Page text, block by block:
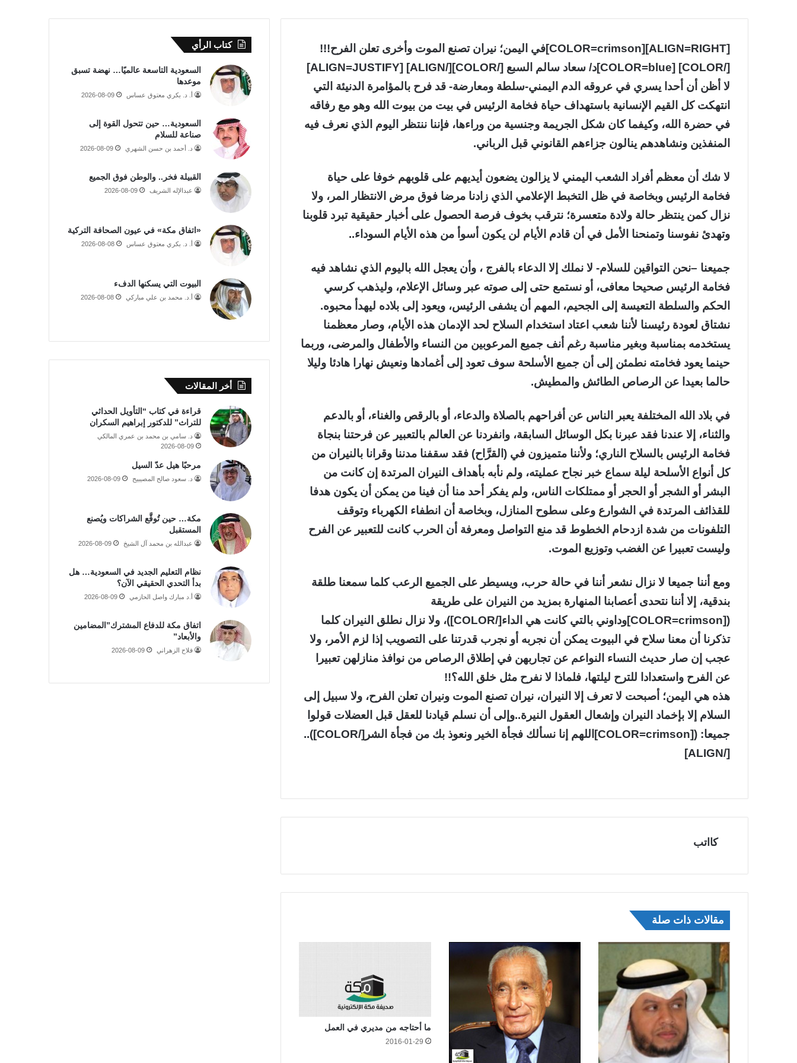
[ALIGN=RIGHT][COLOR=crimson]في اليمن؛ نيران تصنع الموت وأخرى تعلن الفرح!!!
[/COLOR] [COLOR=blue]د/ سعاد سالم السبع [/COLOR][/ALIGN] [ALIGN=JUSTIFY]
لا أظن أن أحدا يسري في عروقه الدم اليمني-سلطة ومعارضة- قد فرح بالمؤامرة الدنيئة التي
انتهكت كل القيم الإنسانية باستهداف حياة فخامة الرئيس في بيت من بيوت الله وهو مع رفاقه
في حضرة الله، وكيفما كان شكل الجريمة وجنسية من وراءها، فإننا ننتظر اليوم الذي نعرف فيه
المنفذين ونشاهدهم ينالون جزاءهم القانوني قبل الرباني.
لا شك أن معظم أفراد الشعب اليمني لا يزالون يضعون أيديهم على قلوبهم خوفا على حياة
فخامة الرئيس وبخاصة في ظل التخبط الإعلامي الذي زادنا مرضا فوق مرض الانتظار المر، ولا
نزال كمن ينتظر حالة ولادة متعسرة؛ نترقب بخوف فرصة الحصول على أخبار حقيقية تبرد قلوبنا
وتهدئ نفوسنا وتمنحنا الأمل في أن قادم الأيام لن يكون أسوأ من هذه الأيام السوداء..
جميعنا –نحن التواقين للسلام- لا نملك إلا الدعاء بالفرج ، وأن يعجل الله باليوم الذي نشاهد فيه
فخامة الرئيس صحيحا معافى، أو نستمع حتى إلى صوته عبر وسائل الإعلام، وليذهب كرسي
الحكم والسلطة التعيسة إلى الجحيم، المهم أن يشفى الرئيس، ويعود إلى بلاده ليهدأ محبوه.
نشتاق لعودة رئيسنا لأننا شعب اعتاد استخدام السلاح لحد الإدمان هذه الأيام، وصار معظمنا
يستخدمه بمناسبة وبغير مناسبة رغم أنف جميع المرعوبين من النساء والأطفال والمرضى، وربما
حينما يعود فخامته نطمئن إلى أن جميع الأسلحة سوف تعود إلى أغمادها ونعيش نهارا هادئا وليلا
حالما بعيدا عن الرصاص الطائش والمطيش.
في بلاد الله المختلفة يعبر الناس عن أفراحهم بالصلاة والدعاء، أو بالرقص والغناء، أو بالدعم
والثناء، إلا عندنا فقد عبرنا بكل الوسائل السابقة، وانفردنا عن العالم بالتعبير عن فرحتنا بنجاة
فخامة الرئيس بالسلاح الناري؛ ولأننا متميزون في (القرَّاح) فقد سقفنا مدننا وقرانا بالنيران من
كل أنواع الأسلحة ليلة سماع خبر نجاح عمليته، ولم نأبه بأهداف النيران المرتدة إن كانت من
البشر أو الشجر أو الحجر أو ممتلكات الناس، ولم يفكر أحد منا أن فينا من يمكن أن يكون هدفا
للقذائف المرتدة في الشوارع وعلى سطوح المنازل، وبخاصة أن انطفاء الكهرباء وتوقف
التلفونات من شدة ازدحام الخطوط قد منع التواصل ومعرفة أن الحرب كانت للتعبير عن الفرح
وليست تعبيرا عن الغضب وتوزيع الموت.
ومع أننا جميعا لا نزال نشعر أننا في حالة حرب، ويسيطر على الجميع الرعب كلما سمعنا طلقة
بندقية، إلا أننا نتحدى أعصابنا المنهارة بمزيد من النيران على طريقة
([COLOR=crimson]وداوني بالتي كانت هي الداء[/COLOR])، ولا نزال نطلق النيران كلما
تذكرنا أن معنا سلاح في البيوت يمكن أن نجربه أو نجرب قدرتنا على التصويب إذا لزم الأمر، ولا
عجب إن صار حديث النساء النواعم عن تجاربهن في إطلاق الرصاص من نوافذ منازلهن تعبيرا
عن الفرح واستعدادا للترح ليلتها، فلماذا لا نفرح مثل خلق الله؟!!
هذه هي اليمن؛ أصبحت لا تعرف إلا النيران، نيران تصنع الموت ونيران تعلن الفرح، ولا سبيل إلى
السلام إلا بإخماد النيران وإشعال العقول النيرة..وإلى أن نسلم قيادنا للعقل قبل العضلات قولوا
جميعا: ([COLOR=crimson]اللهم إنا نسألك فجأة الخير ونعوذ بك من فجأة الشر[/COLOR])..
[/ALIGN]
كااتب
مقالات ذات صلة
ما أحتاجه من مديري في العمل
2016-01-29
كتاب الرأي
السعودية التاسعة عالميًا… نهضة تسبق
موعدها
أ. د. بكري معتوق عساس 2026-08-09
السعودية… حين تتحول القوة إلى
صناعة للسلام
د. أحمد بن حسن الشهري 2026-08-09
القبيلة فخر.. والوطن فوق الجميع
عبدالإله الشريف 2026-08-09
«اتفاق مكة» في عيون الصحافة التركية
أ. د. بكري معتوق عساس 2026-08-08
البيوت التي يسكنها الدفء
أ.د. محمد بن علي مباركي 2026-08-08
أخر المقالات
قراءة في كتاب “التأويل الحداثي
للتراث” للدكتور إبراهيم السكران
د. سامي بن محمد بن عمري المالكي
2026-08-09
مرحبًا هيل عدّ السيل
د. سعود صالح المصيبيح 2026-08-09
مكة… حين تُوقَّع الشراكات ويُصنع
المستقبل
عبدالله بن محمد آل الشيخ 2026-08-09
نظام التعليم الجديد في السعودية… هل
بدأ التحدي الحقيقي الآن؟
أ.د مبارك واصل الحازمي 2026-08-09
اتفاق مكة للدفاع المشترك”المضامين
والأبعاد”
فلاح الزهراني 2026-08-09